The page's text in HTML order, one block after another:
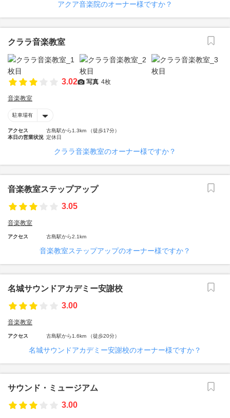
アクア音楽院のオーナー様ですか？
クララ音楽教室
3.02 写真 4枚
音楽教室
駐車場有
アクセス
古島駅から1.3km （徒歩17分）
本日の営業状況 定休日
クララ音楽教室のオーナー様ですか？
音楽教室ステップアップ
3.05
音楽教室
アクセス 古島駅から2.1km
音楽教室ステップアップのオーナー様ですか？
名城サウンドアカデミー安謝校
3.00
音楽教室
アクセス 古島駅から1.6km （徒歩20分）
名城サウンドアカデミー安謝校のオーナー様ですか？
サウンド・ミュージアム
3.00